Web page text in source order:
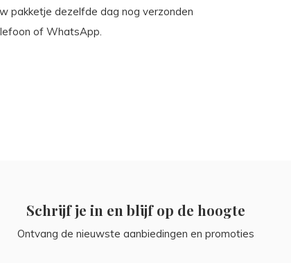
pakketje dezelfde dag nog verzonden
of WhatsApp.
Schrijf je in en blijf op de hoogte
Ontvang de nieuwste aanbiedingen en promoties